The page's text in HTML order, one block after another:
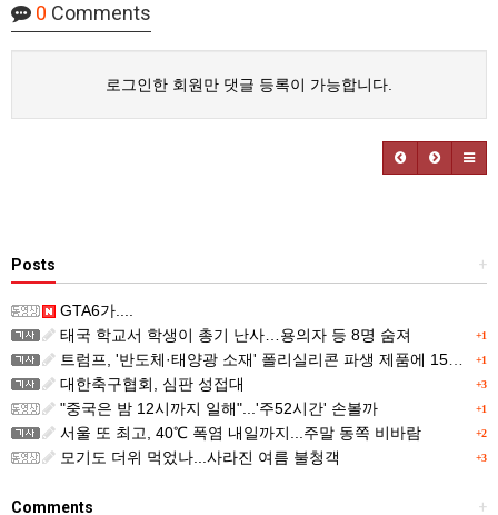
0 Comments
로그인한 회원만 댓글 등록이 가능합니다.
+
Posts
GTA6가....
+1
태국 학교서 학생이 총기 난사…용의자 등 8명 숨져
+1
트럼프, '반도체·태양광 소재' 폴리실리콘 파생 제품에 15% 관세...한국 기업도 영향
+3
대한축구협회, 심판 성접대
+1
"중국은 밤 12시까지 일해"...'주52시간' 손볼까
+2
서울 또 최고, 40℃ 폭염 내일까지...주말 동쪽 비바람
+3
모기도 더위 먹었나...사라진 여름 불청객
+
Comments